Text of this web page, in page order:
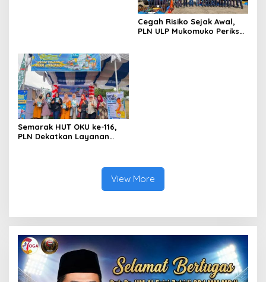
Cegah Risiko Sejak Awal,
PLN ULP Mukomuko Periksa
Semarak HUT OKU ke-116,
PLN Dekatkan Layanan
View More